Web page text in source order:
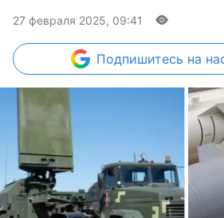
27 февраля 2025, 09:41
Подпишитесь на